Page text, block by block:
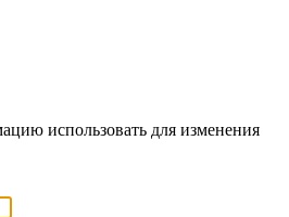
использовать для изменения